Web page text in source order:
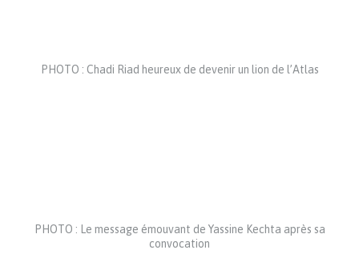
PHOTO : Chadi Riad heureux de devenir un lion de l’Atlas
PHOTO : Le message émouvant de Yassine Kechta après sa
convocation